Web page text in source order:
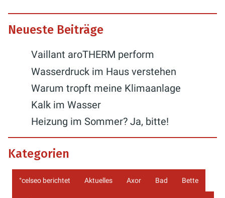
Neueste Beiträge
Vaillant aroTHERM perform
Wasserdruck im Haus verstehen
Warum tropft meine Klimaanlage
Kalk im Wasser
Heizung im Sommer? Ja, bitte!
Kategorien
°celseo berichtet Aktuelles Axor Bad Bette